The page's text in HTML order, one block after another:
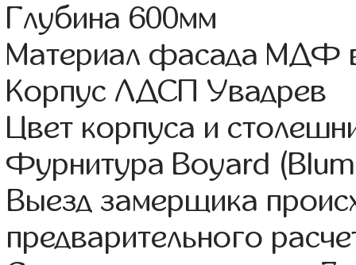
Глубина 600мм
Материал фасада МДФ
Корпус ЛДСП Увадрев
Цвет корпуса и
Фурнитура Boyard
Выезд замерщика
предварительного